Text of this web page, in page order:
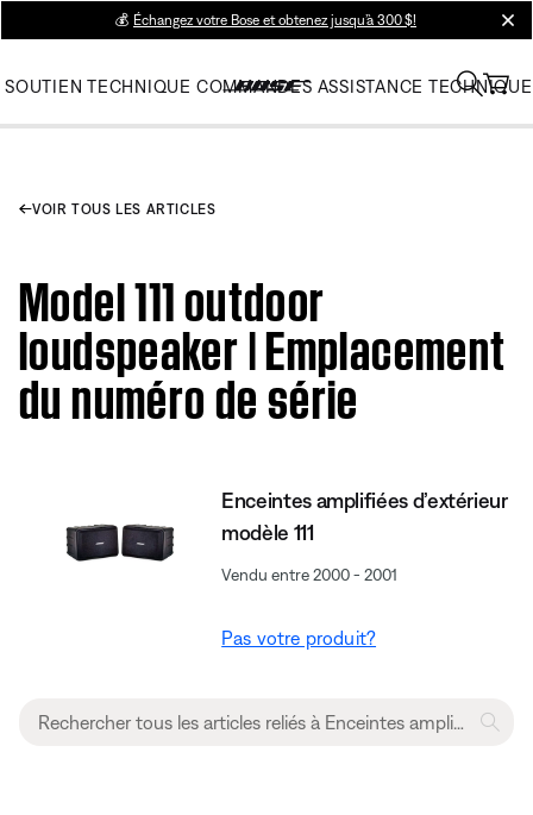
💰 Échangez votre Bose et obtenez jusqu’à 300 $!
SOUTIEN TECHNIQUE COMMANDES ASSISTANCE TECHNIQUE
VOIR TOUS LES ARTICLES
Model 111 outdoor
loudspeaker | Emplacement
du numéro de série
Enceintes amplifiées d’extérieur
modèle 111
Vendu entre 2000 - 2001
Pas votre produit?